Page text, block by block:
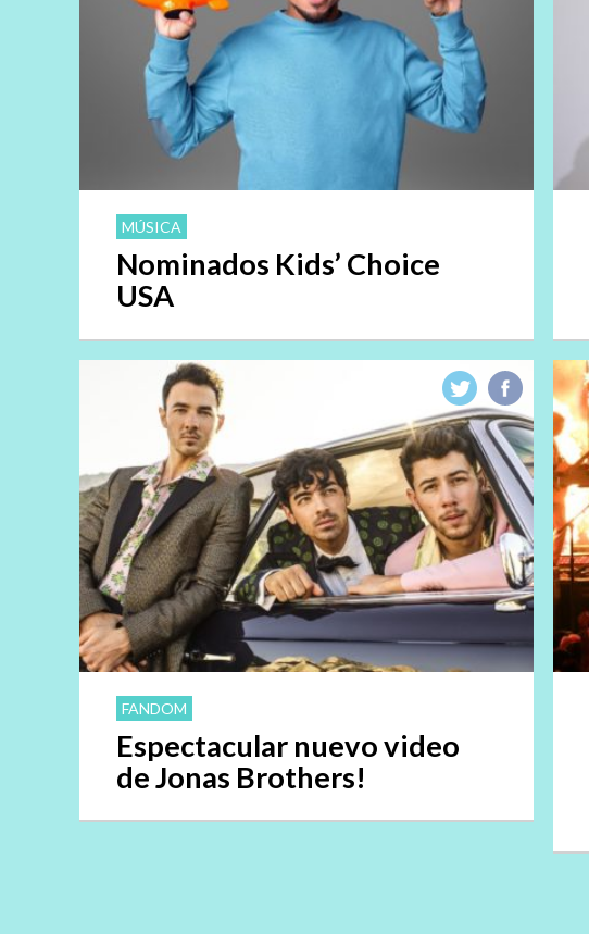
MÚSICA
Nominados Kids’ Choice
USA
FANDOM
Espectacular nuevo video
de Jonas Brothers!